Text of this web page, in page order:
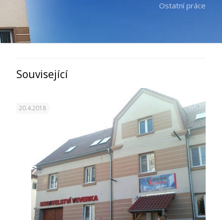
Ostatní práce
Související
20.4.2018